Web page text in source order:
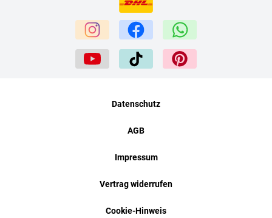
Datenschutz
AGB
Impressum
Vertrag widerrufen
Cookie-Hinweis